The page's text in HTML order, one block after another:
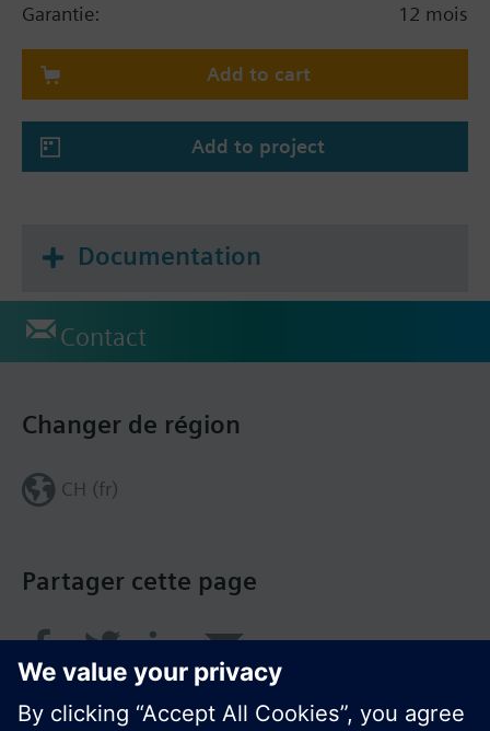
Garantie:
12 mois
Add to cart
Add to project
Documentation
Contact
Partager cette page
Changer de région
CH (fr)